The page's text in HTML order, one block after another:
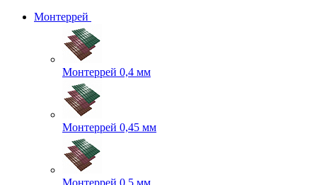
Монтеррей
Монтеррей 0,4 мм
Монтеррей 0,45 мм